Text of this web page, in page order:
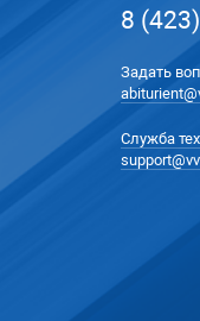
8
Задать
Служба